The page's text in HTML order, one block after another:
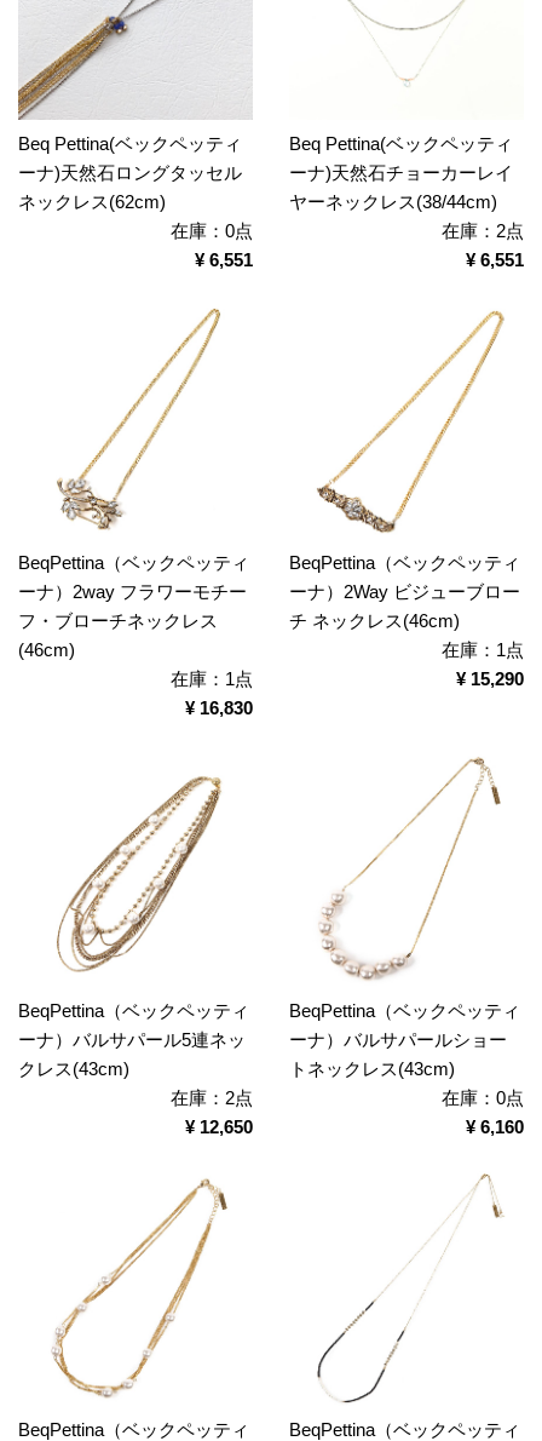
Beq Pettina(ベックペッティ
ーナ)天然石ロングタッセル
ネックレス(62cm)
在庫：0点
¥ 6,551
Beq Pettina(ベックペッティ
ーナ)天然石チョーカーレイ
ヤーネックレス(38/44cm)
在庫：2点
¥ 6,551
BeqPettina（ベックペッティ
ーナ）2way フラワーモチー
フ・ブローチネックレス
(46cm)
在庫：1点
¥ 16,830
BeqPettina（ベックペッティ
ーナ）2Way ビジューブロー
チ ネックレス(46cm)
在庫：1点
¥ 15,290
BeqPettina（ベックペッティ
ーナ）バルサパール5連ネッ
クレス(43cm)
在庫：2点
¥ 12,650
BeqPettina（ベックペッティ
ーナ）バルサパールショー
トネックレス(43cm)
在庫：0点
¥ 6,160
BeqPettina（ベックペッティ
BeqPettina（ベックペッティ